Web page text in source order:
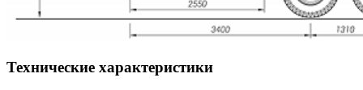
Технические характеристики